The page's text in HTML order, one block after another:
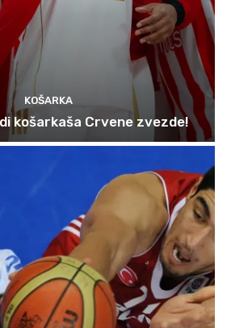
KOŠARKA
košarkaša Crvene zvezde!